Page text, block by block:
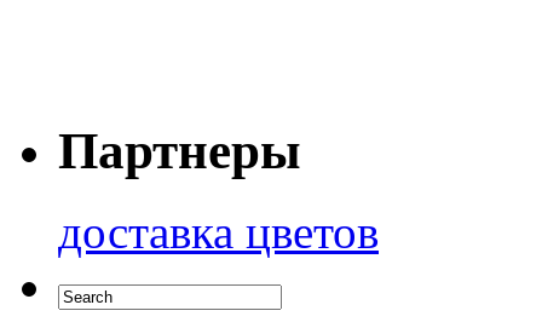
Партнеры
доставка цветов